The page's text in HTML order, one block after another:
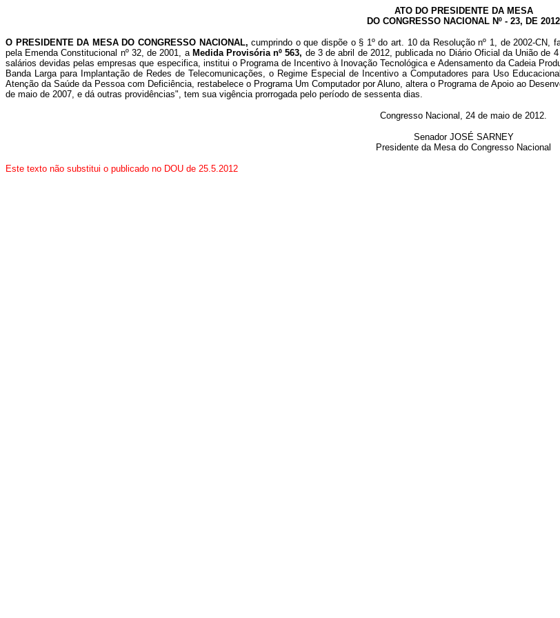
ATO DO PRESIDENTE DA MESA
DO CONGRESSO NACIONAL Nº - 23, DE 2012
O PRESIDENTE DA MESA DO CONGRESSO NACIONAL,cumprindo o que dispõe o § 1º do art. 10 da Resolução nº 1, de 2002-
pela Emenda Constitucional nº 32, de 2001, a Medida Provisória nº 563, de 3 de abril de 2012, publicada no Diário Oficial da União de
salários devidas pelas empresas que especifica, institui o Programa de Incentivo à Inovação Tecnológica e Adensamento da Cadeia
Banda Larga para Implantação de Redes de Telecomunicações, o Regime Especial de Incentivo a Computadores para Uso
Atenção da Saúde da Pessoa com Deficiência, restabelece o Programa Um Computador por Aluno, altera o Programa de Apoio ao
de maio de 2007, e dá outras providências", tem sua vigência prorrogada pelo período de sessenta dias.
Congresso Nacional, 24 de maio de 2012.
Senador JOSÉ SARNEY
Presidente da Mesa do Congresso Nacional
Este texto não substitui o publicado no DOU de 25.5.2012